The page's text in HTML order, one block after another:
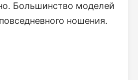
Большинство моделей
ношения.